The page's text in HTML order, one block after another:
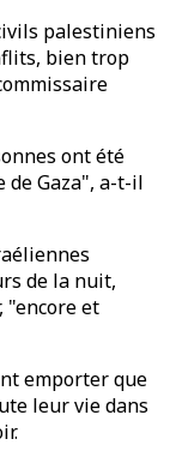
palestiniens
bien trop
ont été
de Gaza", a-t-il
de la nuit,
"encore et
emporter que
leur vie dans